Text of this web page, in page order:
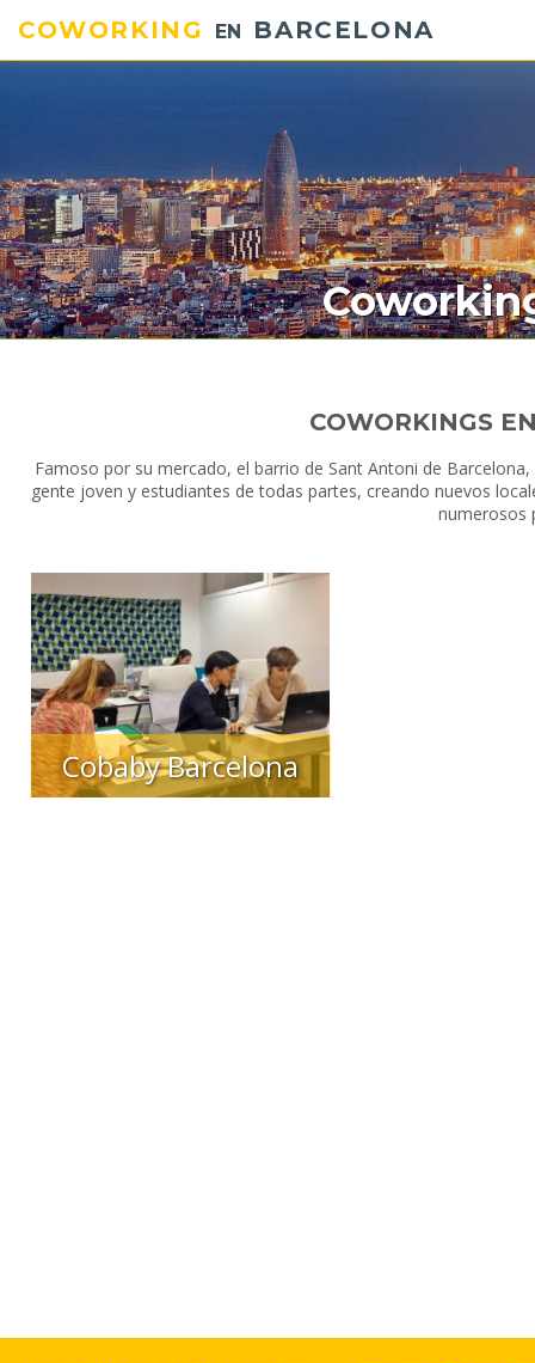
COWORKING EN BARCELONA
COWORKINGS
Famoso por su mercado, el barrio de Sant Antoni de
gente joven y estudiantes de todas partes, creando nuevos
numerosos
Cobaby Barcelona